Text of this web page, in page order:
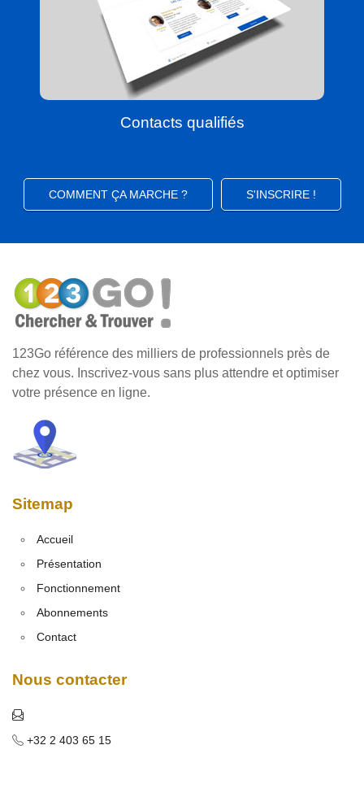
Contacts qualifiés
COMMENT ÇA MARCHE ? S'INSCRIRE !
123Go référence des milliers de professionnels près de
chez vous. Inscrivez-vous sans plus attendre et optimiser
votre présence en ligne.
Sitemap
Accueil
Présentation
Fonctionnement
Abonnements
Contact
Nous contacter
+32 2 403 65 15